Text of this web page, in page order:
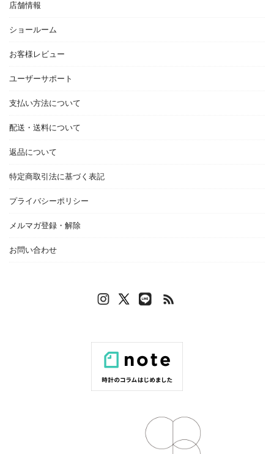
店舗情報
ショールーム
お客様レビュー
ユーザーサポート
支払い方法について
配送・送料について
返品について
特定商取引法に基づく表記
プライバシーポリシー
メルマガ登録・解除
お問い合わせ